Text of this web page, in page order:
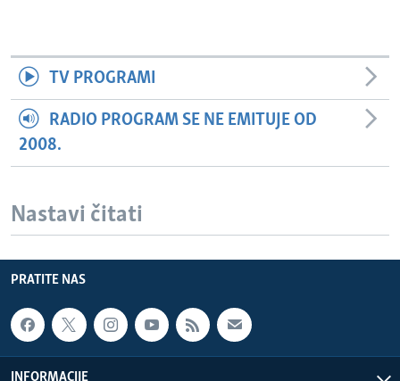
TV PROGRAMI
RADIO PROGRAM SE NE EMITUJE OD
2008.
Nastavi čitati
PRATITE NAS
INFORMACIJE